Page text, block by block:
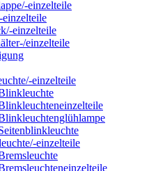
einzelteile
einzelteile
einzelteile
einzelteile
einzelteile